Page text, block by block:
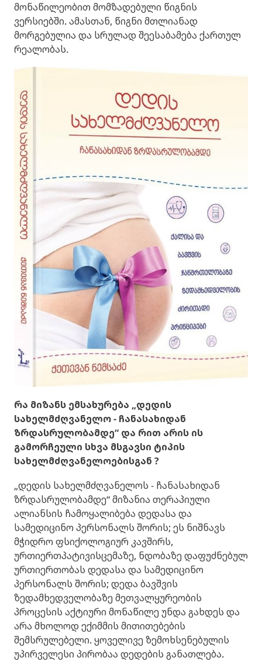
მონაწილეობით მომზადებული წიგნის
ვერსიებში. ამასთან, წიგნი მთლიანად
მორგებულია და სრულად შეესაბამება ქართულ
რეალობას.
რა მიზანს ემსახურება „დედის
სახელმძღვანელო - ჩანასახიდან
ზრდასრულობამდე“ და რით არის ის
გამორჩეული სხვა მსგავსი ტიპის
სახელმძღვანელოებისგან ?
„დედის სახელმძღვანელოს - ჩანასახიდან
ზრდასრულობამდე“ მიზანია თერაპიული
ალიანსის ჩამოყალიბება დედასა და
სამედიცინო პერსონალს შორის; ეს ნიშნავს
მჭიდრო ფსიქოლოგიურ კავშირს,
ურთიერთპატივისცემაზე, ნდობაზე დაფუძნებულ
ურთიერთობას დედასა და სამედიცინო
პერსონალს შორის; დედა ბავშვის
ზედამხედველობაზე მეთვალყურეობის
პროცესის აქტიური მონაწილე უნდა გახდეს და
არა მხოლოდ ექიმმის მითითებების
შემსრულებელი. ყოველივე ზემოხსენებულის
უპირველესი პირობაა დედების განათლება.